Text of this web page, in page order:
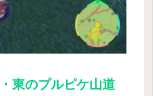
東のプルピケ山道